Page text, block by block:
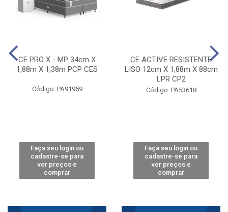
CE PRO X - MP 34cm X
1,88m X 1,38m PCP CES
Código: PA91959
Faça seu login ou
cadastre-se para
ver preços e
comprar
CE ACTIVE RESISTENTE
LISO 12cm X 1,88m X 88cm
LPR CP2
Código: PA53618
Faça seu login ou
cadastre-se para
ver preços e
comprar